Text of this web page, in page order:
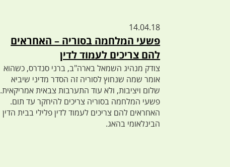
14.04.18
פשעי המלחמה בסוריה – האחראים
להם צריכים לעמוד לדין
צודק מנהיג השמאל בארה"ב, ברני סנדרס, כשהוא
אומר שמה שנחוץ לסוריה זה הסדר מדיני שיביא
שלום ויציבות, ולא עוד התערבות צבאית אמריקאית.
פשעי המלחמה בסוריה צריכים להיחקר עד תום.
האחראים להם צריכים לעמוד לדין פלילי בבית הדין
הבינלאומי בהאג.